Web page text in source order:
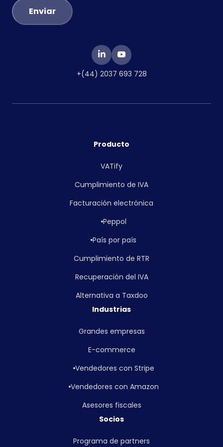
+(44) 2037 693 728
Producto
VATify
Cumplimiento de IVA
Facturación electrónica
Peppol
País por país
Cumplimiento de RTR
Recuperación del IVA
Alternativa a Taxdoo
Industrias
Grandes empresas
E-commerce
Vendedores con Stripe
Vendedores con Amazon
Asesores fiscales
Socios
Programa de partners